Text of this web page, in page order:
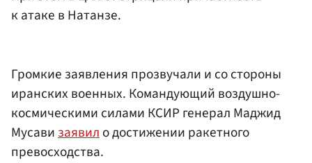
к атаке в Натанзе.
Громкие заявления прозвучали и со стороны
иранских военных. Командующий воздушно-
космическими силами КСИР генерал Маджид
Мусавизаявило достижении ракетного
превосходства.